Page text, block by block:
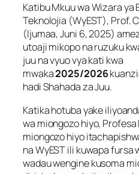
Katibu Mkuu wa Wizara ya
Teknolojia (WyEST), Prof.
(Ijumaa, Juni 6, 2025)
utoaji mikopo na ruzuku
juu na vyuo vya kati kwa
mwaka2025/2026
hadi Shahada za Juu.
Katika hotuba yake
wa miongozo hiyo,
miongozo hiyo
na WyEST ili kuwapa fursa
wadau wengine kusoma